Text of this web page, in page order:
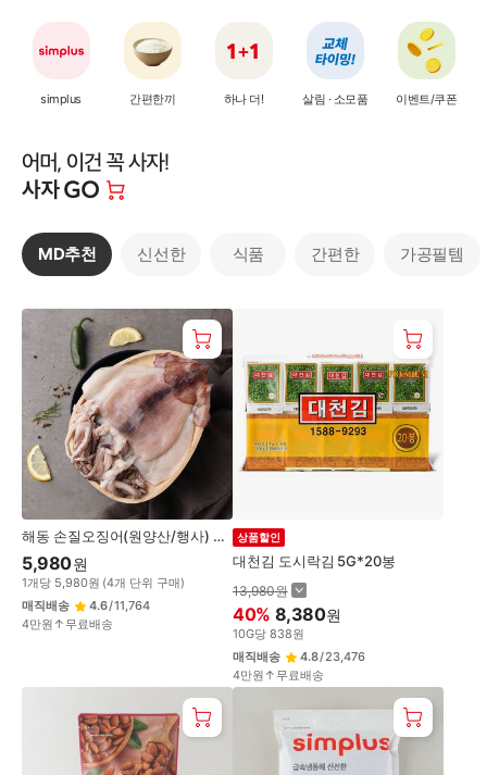
simplus 간편한끼 하나 더! 살림 · 소모품 이벤트/쿠폰
MD추천 신선한 식품 간편한 가공필템
해동 손질오징어(원양산/행사) 마
5,980원
1개당 5,980원 (4개 단위 구매)
매직배송
4.6/11,764
4만원↑무료배송
대천김 도시락김 5G*20봉
상품할인
13,980원
40% 8,380원
10G당 838원
매직배송
4.8/23,476
4만원↑무료배송